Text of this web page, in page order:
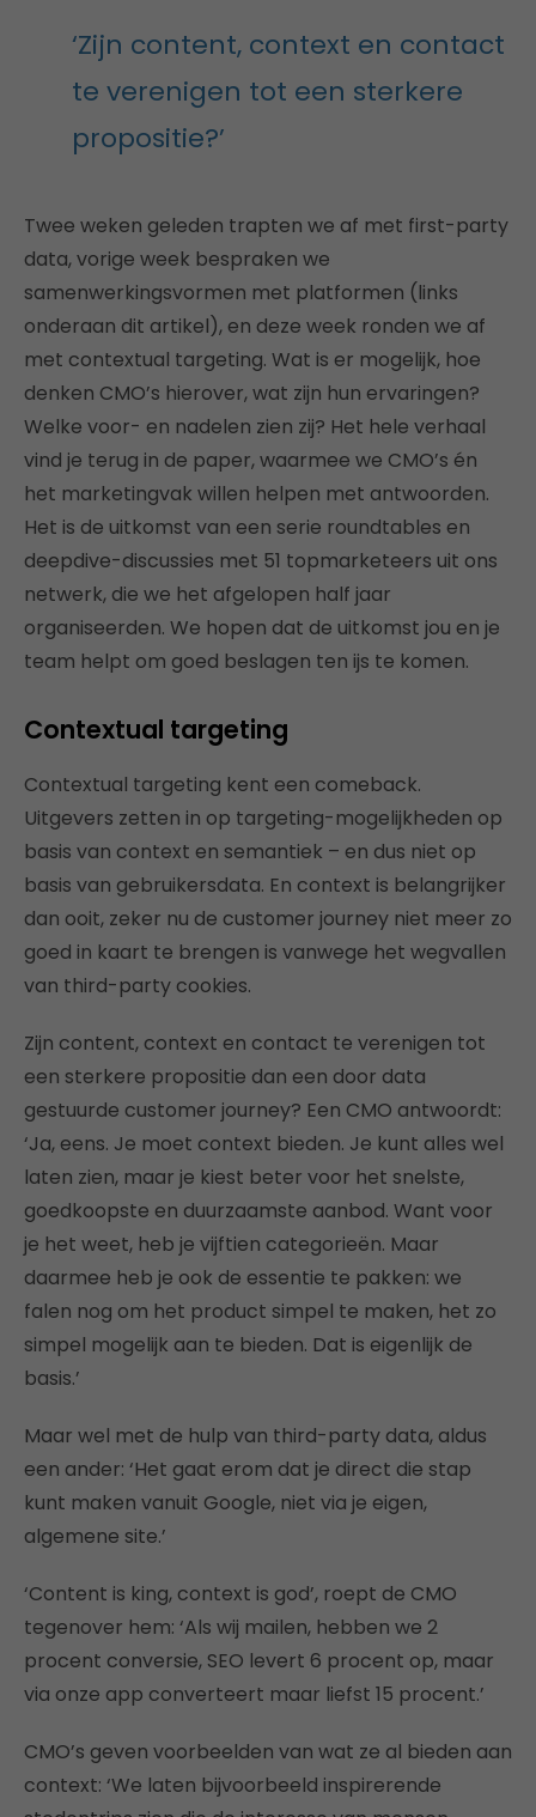
‘Zijn content, context en contact
te verenigen tot een sterkere
propositie?’
Twee weken geleden trapten we af met first-party
data, vorige week bespraken we
samenwerkingsvormen met platformen (links
onderaan dit artikel), en deze week ronden we af
met contextual targeting. Wat is er mogelijk, hoe
denken CMO’s hierover, wat zijn hun ervaringen?
Welke voor- en nadelen zien zij? Het hele verhaal
vind je terug in de paper, waarmee we CMO’s én
het marketingvak willen helpen met antwoorden.
Het is de uitkomst van een serie roundtables en
deepdive-discussies met 51 topmarketeers uit ons
netwerk, die we het afgelopen half jaar
organiseerden. We hopen dat de uitkomst jou en je
team helpt om goed beslagen ten ijs te komen.
Contextual targeting
Contextual targeting kent een comeback.
Uitgevers zetten in op targeting-mogelijkheden op
basis van context en semantiek – en dus niet op
basis van gebruikersdata. En context is belangrijker
dan ooit, zeker nu de customer journey niet meer zo
goed in kaart te brengen is vanwege het wegvallen
van third-party cookies.
Zijn content, context en contact te verenigen tot
een sterkere propositie dan een door data
gestuurde customer journey? Een CMO antwoordt:
‘Ja, eens. Je moet context bieden. Je kunt alles wel
laten zien, maar je kiest beter voor het snelste,
goedkoopste en duurzaamste aanbod. Want voor
je het weet, heb je vijftien categorieën. Maar
daarmee heb je ook de essentie te pakken: we
falen nog om het product simpel te maken, het zo
simpel mogelijk aan te bieden. Dat is eigenlijk de
basis.’
Maar wel met de hulp van third-party data, aldus
een ander: ‘Het gaat erom dat je direct die stap
kunt maken vanuit Google, niet via je eigen,
algemene site.’
‘Content is king, context is god’, roept de CMO
tegenover hem: ‘Als wij mailen, hebben we 2
procent conversie, SEO levert 6 procent op, maar
via onze app converteert maar liefst 15 procent.’
CMO’s geven voorbeelden van wat ze al bieden aan
context: ‘We laten bijvoorbeeld inspirerende